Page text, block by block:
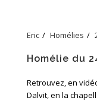
Eric Homélies
Homélie du
Retrouvez, en
Dalvit, en la